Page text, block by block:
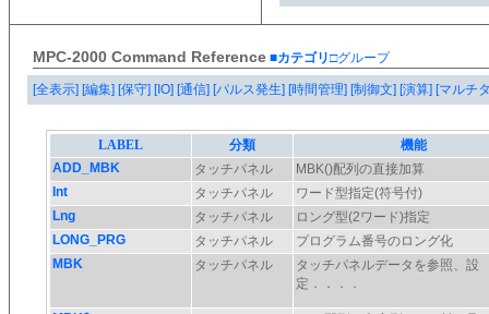
MPC-2000 Command Reference ■カテゴリ□グループ
[全表示] [編集] [保守] [IO] [通信] [パルス発生] [時間管理] [制御文] [演算] [マルチ